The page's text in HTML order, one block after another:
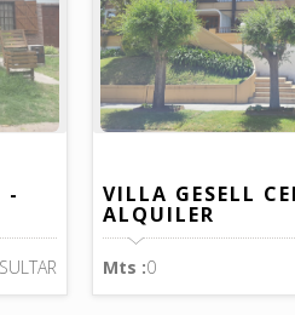
- VILLA GESELL
ALQUILER
Mts :0